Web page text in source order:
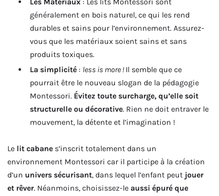
généralement en bois naturel, ce qui les rend
durables et sains pour l’environnement. Assurez-
vous que les matériaux soient sains et sans
produits toxiques.
La simplicité : less is more ! Il semble que ce
pourrait être le nouveau slogan de la pédagogie
Montessori. Évitez toute surcharge, qu’elle soit
structurelle ou décorative. Rien ne doit entraver le
mouvement, la détente et l’imagination !
Le lit cabane s’inscrit totalement dans un
environnement Montessori car il participe à la création
d’un univers sécurisant, dans lequel l’enfant peut jouer
et rêver. Néanmoins, choisissez-le aussi épuré que